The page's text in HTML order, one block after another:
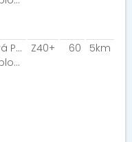
Vybíralová Pavla
Z40+ 60 5km